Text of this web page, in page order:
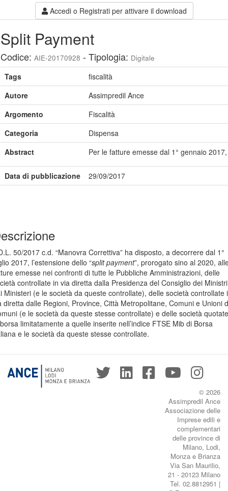
Accedi o Registrati per attivare il download
Split Payment
Codice: AIE-20170928 - Tipologia: Digitale
Tags
fiscalità
Autore
Assimpredil Ance
Argomento
Fiscalità
Categoria
Dispensa
Abstract
Per le fatture emesse dal 1° gennaio
Data di pubblicazione 29/09/2017
50/2017 c.d. “Manovra Correttiva” ha disposto, a decorrere dal 1°
2017, l’estensione dello “split payment”, prorogato sino al 2020,
emesse nei confronti di tutte le Pubbliche Amministrazioni, delle
controllate in via diretta dalla Presidenza del Consiglio dei
Ministeri (e le società da queste controllate), delle società controllate
diretta dalle Regioni, Province, Città Metropolitane, Comuni e Unioni
(e le società da queste stesse controllate) e delle società quotate
limitatamente a quelle inserite nell’indice FTSE Mib di Borsa
e le società da queste stesse controllate.
© 2026
Assimpredil Ance
Associazione delle
Imprese edili e
complementari
delle province di
Milano, Lodi,
Monza e Brianza
Via San Maurilio,
21 - 20123 Milano
Tel. 02.8812951 |